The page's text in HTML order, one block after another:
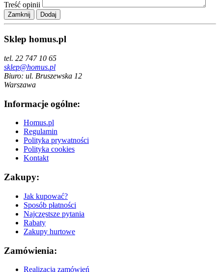
Treść opinii
Zamknij
Sklep homus.pl
tel. 22 747 10 65
sklep@homus.pl
Biuro: ul. Bruszewska 12
Warszawa
Informacje ogólne:
Homus.pl
Regulamin
Polityka prywatności
Polityka cookies
Kontakt
Zakupy:
Jak kupować?
Sposób płatności
Najczęstsze pytania
Rabaty
Zakupy hurtowe
Zamówienia:
Realizacja zamówień